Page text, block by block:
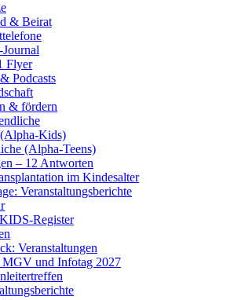
& Beirat
Flyer
Podcasts
& fördern
Kids)
(Alpha-Teens)
– 12 Antworten
im Kindesalter
Veranstaltungsberichte
Register
Veranstaltungen
und Infotag 2027